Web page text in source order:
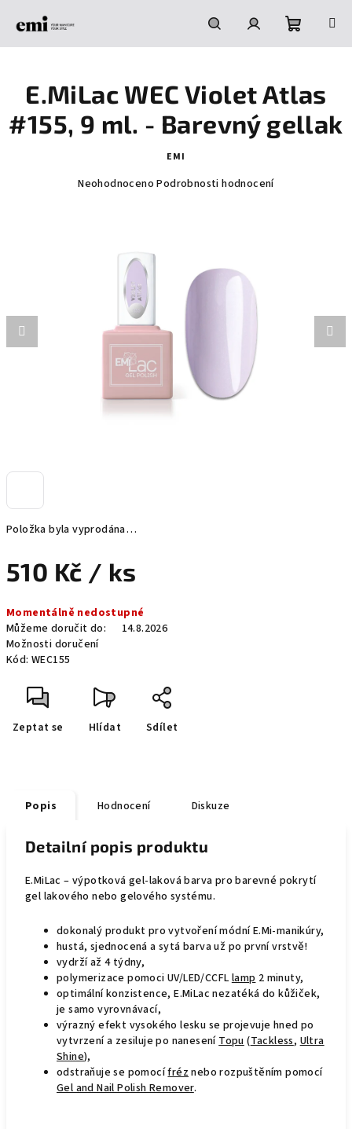
HledatPřihlášeníNákupní
košík
Položka byla vyprodána…
510 Kč / ks
cena:
Momentálně nedostupné
Můžeme doručit do:
14.8.2026
Možnosti doručení
Kód: WEC155
Zeptat se Hlídat Sdílet
E.MiLac WEC Violet Atlas
#155, 9 ml. - Barevný gellak
EMI
Průměrné
hvězdiček.
Neohodnoceno Podrobnosti hodnocení
Popis Hodnocení Diskuze
Detailní popis produktu
E.MiLac – výpotková gel-laková barva pro barevné pokrytí
gel lakového nebo gelového systému.
dokonalý produkt pro vytvoření módní E.Mi-manikúry,
hustá, sjednocená a sytá barva už po první vrstvě!
vydrží až 4 týdny,
polymerizace pomoci UV/LED/CCFLlamp2 minuty,
optimální konzistence, E.MiLac nezatéká do kůžiček,
je samo vyrovnávací,
výrazný efekt vysokého lesku se projevuje hned po
vytvrzení a zesiluje po naneseníTopu(Tackless,Ultra
Shine),
odstraňuje se pomocífréznebo rozpuštěním pomocí
Gel and Nail Polish Remover.